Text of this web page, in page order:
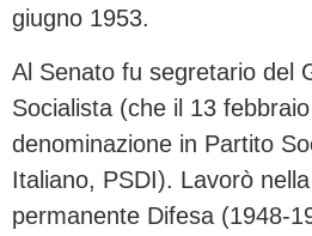
giugno 1953.
Al Senato fu segretario del
Socialista (che il 13
denominazione in Partito
Italiano, PSDI). Lavorò
permanente Difesa (1948-